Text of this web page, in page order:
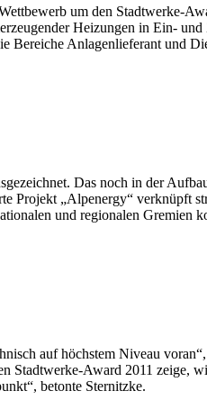
um den Stadtwerke-
Heizungen in Ein-
Anlagenlieferant und
Das noch in der
Projekt „Alpenergy“ verknüpft
und regionalen
auf höchstem Niveau
Award 2011 zeige,
betonte Sternitzke.